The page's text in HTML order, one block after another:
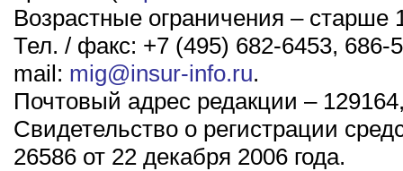
Возрастные ограничения – старше
Тел. / факс: +7 (495) 682-6453, 686-
mail: mig@insur-info.ru.
Почтовый адрес редакции –
Свидетельство о регистрации
26586 от 22 декабря 2006 года.